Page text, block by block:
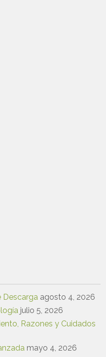
Descarga agosto 4, 2026
julio 5, 2026
Razones y Cuidados
mayo 4, 2026